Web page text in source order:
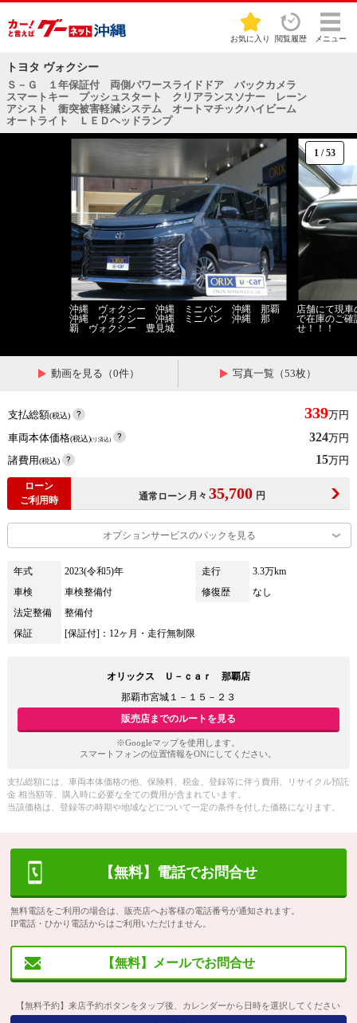
お気に入り 閲覧履歴 メニュー
トヨタ ヴォクシー
Ｓ－Ｇ １年保証付 両側パワースライドドア バックカメラ
スマートキー プッシュスタート クリアランスソナー レーン
アシスト 衝突被害軽減システム オートマチックハイビーム
オートライト ＬＥＤヘッドランプ
1 /53
沖縄 ヴォクシー 沖縄 ミニバン 沖縄 那覇
沖縄 ヴォクシー 沖縄 ミニバン 沖縄 那
覇 ヴォクシー 豊見城
店舗にて現
で在庫のご確
せ！！！
動画を見る（0件） 写真一覧（53枚）
支払総額(税込) 339万円
車両本体価格(税込)(リ済込) 324万円
諸費用(税込) 15万円
ローン
ご利用時
通常ローン 月々 35,700 円
オプションサービスのパックを見る
年式 2023(令和5)年 走行
3.3万km
車検
車検整備付 修復歴
なし
法定整備
整備付
保証
[保証付]：12ヶ月・走行無制限
オリックス Ｕ－ｃａｒ 那覇店
那覇市宮城１－１５－２３
販売店までのルートを見る
※Googleマップを使用します。
スマートフォンの位置情報をONにしてください。
支払総額には、車両本体価格の他、保険料、税金、登録等に伴う費用、リサイクル預託
金 相当額等、購入時に必要な全ての費用が含まれています。
当該価格は、登録等の時期や地域などについて一定の条件を付した価格になります。
【無料】電話でお問合せ
無料電話をご利用の場合は、販売店へお客様の電話番号が通知されます。
IP電話・ひかり電話からはご利用いただけません。
【無料】メールでお問合せ
【無料予約】来店予約ボタンをタップ後、カレンダーから日時を選択してください